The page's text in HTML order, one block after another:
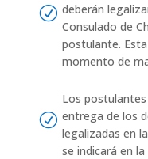
R deberán
Consulado de
postulante.
momento de
R
Los
entrega de los
legalizadas en
se indicará en